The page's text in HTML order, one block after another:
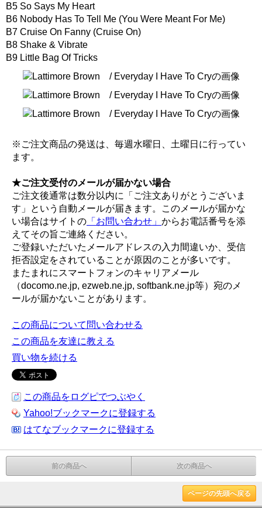
B5 So Says My Heart
B6 Nobody Has To Tell Me (You Were Meant For Me)
B7 Cruise On Fanny (Cruise On)
B8 Shake & Vibrate
B9 Little Bag Of Tricks
※ご注文商品の発送は、毎週水曜日、土曜日に行ってい
ます。
★ご注文受付のメールが届かない場合
ご注文後通常は数分以内に「ご注文ありがとうございま
す」という自動メールが届きます。このメールが届かな
い場合はサイトの 「お問い合わせ」 からお電話番号を添
えてその旨ご連絡ください。
ご登録いただいたメールアドレスの入力間違いか、受信
拒否設定をされていることが原因のことが多いです。
またまれにスマートフォンのキャリアメール
（docomo.ne.jp, ezweb.ne.jp, softbank.ne.jp等）宛のメ
ールが届かないことがあります。
この商品について問い合わせる
この商品を友達に教える
買い物を続ける
この商品をログピでつぶやく
Yahoo!ブックマークに登録する
はてなブックマークに登録する
前の商品へ 次の商品へ
ページの先頭へ戻る